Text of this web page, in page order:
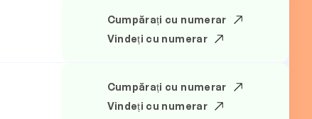
Cumpărați cu numerar
Vindeți cu numerar
Cumpărați cu numerar
Vindeți cu numerar